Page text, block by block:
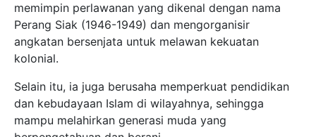
memimpin perlawanan yang dikenal dengan nama
Perang Siak (1946-1949) dan mengorganisir
angkatan bersenjata untuk melawan kekuatan
kolonial.
Selain itu, ia juga berusaha memperkuat pendidikan
dan kebudayaan Islam di wilayahnya, sehingga
mampu melahirkan generasi muda yang